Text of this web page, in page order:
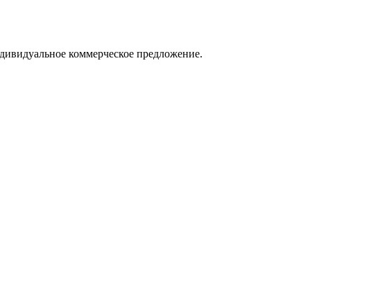
коммерческое предложение.